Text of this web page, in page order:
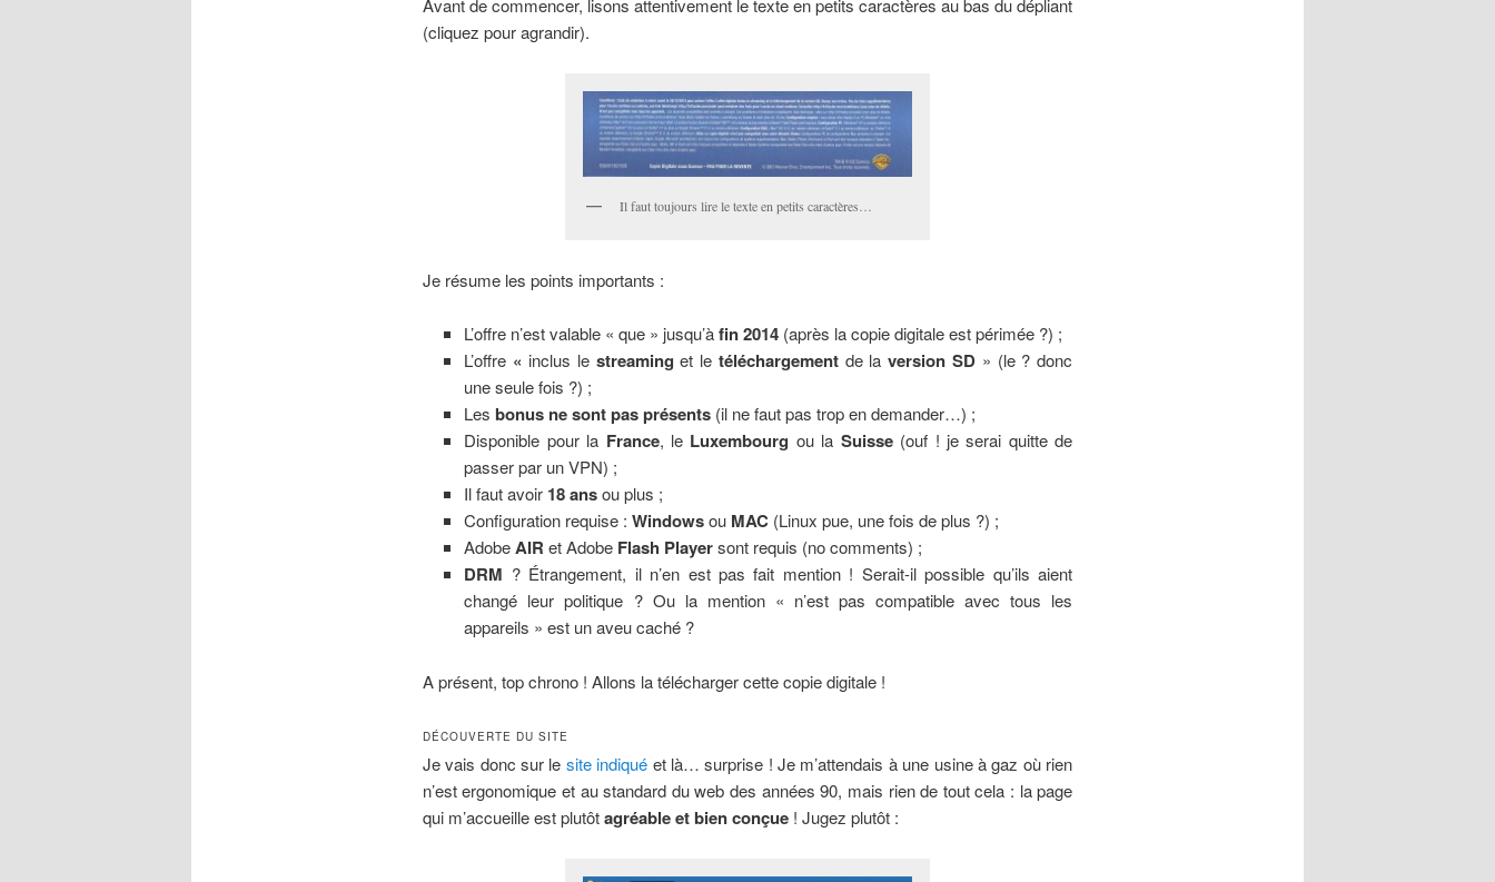
Avant de commencer, lisons attentivement le texte en petits caractères au bas du dépliant
(cliquez pour agrandir).
Il faut toujours lire le texte en petits caractères…
Je résume les points importants :
L’offre n’est valable « que » jusqu’àfin 2014 (après la copie digitale est périmée ?) ;
L’offre « inclus le streaming et le téléchargementde laversion SD » (le ? donc
une seule fois ?) ;
Lesbonus ne sont pas présents (il ne faut pas trop en demander…) ;
Disponible pour la France, le Luxembourg ou la Suisse(ouf ! je serai quitte de
passer par un VPN) ;
Il faut avoir 18 ansou plus ;
Configuration requise :Windowsou MAC (Linux pue, une fois de plus ?) ;
AdobeAIR et Adobe Flash Playersont requis (no comments) ;
DRM ? Étrangement, il n’en est pas fait mention ! Serait-il possible qu’ils aient
changé leur politique ? Ou la mention « n’est pas compatible avec tous les
appareils » est un aveu caché ?
A présent, top chrono ! Allons la télécharger cette copie digitale !
DÉCOUVERTE DU SITE
Je vais donc sur le site indiqué et là… surprise ! Je m’attendais à une usine à gaz où rien
n’est ergonomique et au standard du web des années 90, mais rien de tout cela : la page
qui m’accueille est plutôtagréable et bien conçue! Jugez plutôt :